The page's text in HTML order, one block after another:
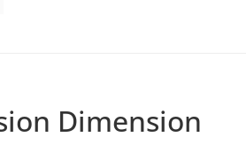
Dimension